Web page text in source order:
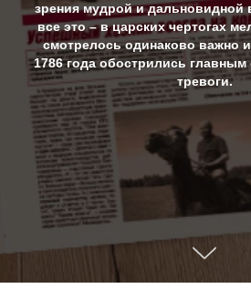
зрения мудрой и дальновидной
все это – в царских чертогах
смотрелось одинаково важно
1786 года обострились
тревоги.